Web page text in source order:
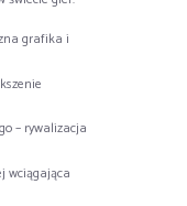
grafika i
– rywalizacja
wciągająca